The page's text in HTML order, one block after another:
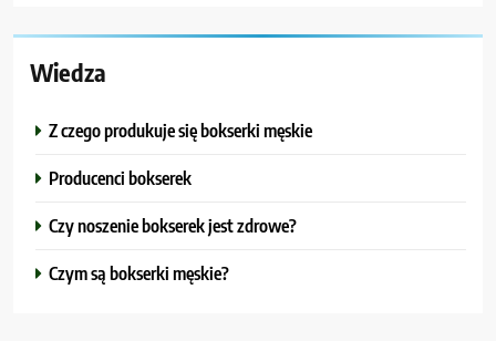
Wiedza
Z czego produkuje się bokserki męskie
Producenci bokserek
Czy noszenie bokserek jest zdrowe?
Czym są bokserki męskie?